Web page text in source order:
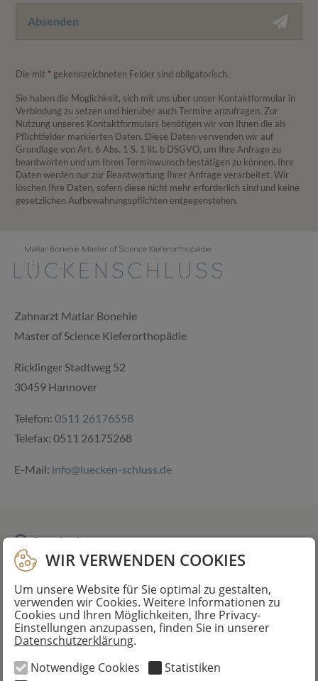
WIR VERWENDEN COOKIES
Um unsere Website für Sie optimal zu gestalten,
verwenden wir Cookies. Weitere Informationen zu
Cookies und Ihren Möglichkeiten, Ihre Privacy-
Einstellungen anzupassen, finden Sie in unserer
Datenschutzerklärung.
Notwendige Cookies
Statistiken
Absenden
Die mit * gekennzeichneten Felder sind obligatorisch.
Sie haben die Möglichkeit, sich mit uns über unser Kontaktformular in
Verbindung zu setzen und hierüber auch Termine anzufragen. Zur
Nutzung unseres Kontaktformulars benötigen wir von Ihnen die als
Pflichtfelder markierten Daten. Diese Daten verwenden wir auf
Grundlage von Art. 6 Abs. 1 S. 1 lit. b DSGVO, um Ihre Anfrage zu
beantworten und um Ihren Terminwunsch bestätigen zu können. Ihre
Daten werden nur zur Beantwortung Ihrer Anfrage verarbeitet. Wir
löschen Ihre Daten, sofern diese nicht mehr erforderlich sind und keine
gesetzlichen Auf­be­wahrungs­pflichten entgegenstehen.
Zahnarzt Matiar Bonehie
Master of Science Kieferorthopädie
Ricklinger Stadtweg 52
30459 Hannover
Telefon: 0511 26176558
Telefax: 0511 26175268
E-Mail: info@luecken-schluss.de
Sprechzeiten
Montag bis Donnerstag:
08.30 Uhr bis 12.00 Uhr
und
13.00 Uhr bis 18.00 Uhr
Freitags bleibt unsere Praxis geschlossen